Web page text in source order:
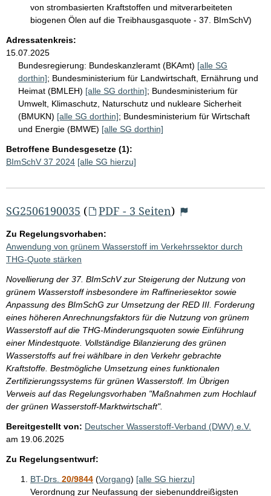
von strombasierten Kraftstoffen und mitverarbeiteten
biogenen Ölen auf die Treibhausgasquote - 37. BImSchV)
Adressatenkreis:
15.07.2025
Bundesregierung: Bundeskanzleramt (BKAmt) [alle SG
dorthin]; Bundesministerium für Landwirtschaft, Ernährung und
Heimat (BMLEH) [alle SG dorthin]; Bundesministerium für
Umwelt, Klimaschutz, Naturschutz und nukleare Sicherheit
(BMUKN) [alle SG dorthin]; Bundesministerium für Wirtschaft
und Energie (BMWE) [alle SG dorthin]
Betroffene Bundesgesetze (1):
BImSchV 37 2024 [alle SG hierzu]
SG2506190035 ( PDF - 3 Seiten)
Zu Regelungsvorhaben:
Anwendung von grünem Wasserstoff im Verkehrssektor durch
THG-Quote stärken
Novellierung der 37. BImSchV zur Steigerung der Nutzung von
grünem Wasserstoff insbesondere im Raffineriesektor sowie
Anpassung des BImSchG zur Umsetzung der RED III. Forderung
eines höheren Anrechnungsfaktors für die Nutzung von grünem
Wasserstoff auf die THG-Minderungsquoten sowie Einführung
einer Mindestquote. Vollständige Bilanzierung des grünen
Wasserstoffs auf frei wählbare in den Verkehr gebrachte
Kraftstoffe. Bestmögliche Umsetzung eines funktionalen
Zertifizierungssystems für grünen Wasserstoff. Im Übrigen
Verweis auf das Regelungsvorhaben "Maßnahmen zum Hochlauf
der grünen Wasserstoff-Marktwirtschaft".
Bereitgestellt von: Deutscher Wasserstoff-Verband (DWV) e.V.
am 19.06.2025
Zu Regelungsentwurf:
BT-Drs. 20/9844 (Vorgang) [alle SG hierzu]
Verordnung zur Neufassung der siebenunddreißigsten